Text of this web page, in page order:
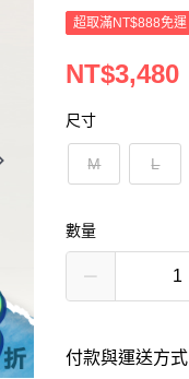
超取滿NT$888免運
NT$3,480
尺寸
M L
數量
付款與運送方式